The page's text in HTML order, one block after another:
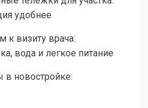
удобнее
к визиту врача:
вода и легкое питание
новостройке: